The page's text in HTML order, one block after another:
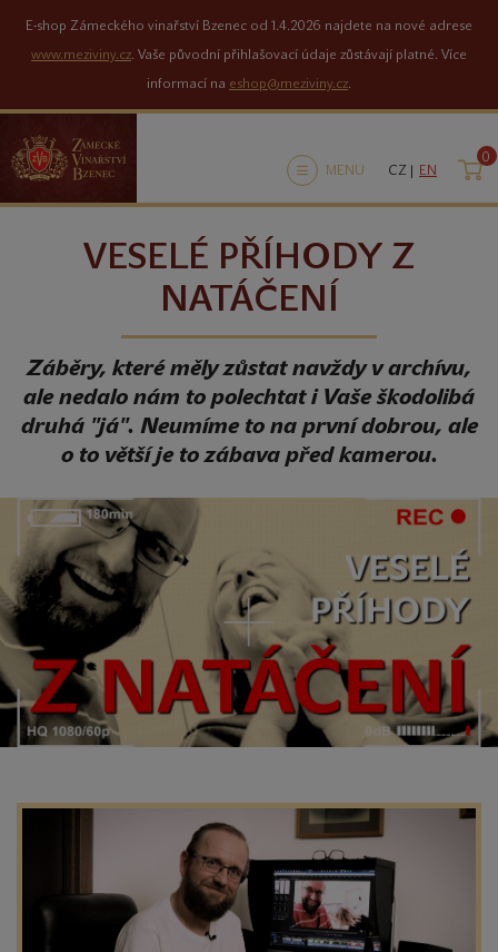
E-shop Zámeckého vinařství Bzenec od 1.4.2026 najdete na nové adrese
www.meziviny.cz. Vaše původní přihlašovací údaje zůstávají platné. Více
informací na eshop@meziviny.cz.
MENU CZ | EN
0
VESELÉ PŘÍHODY Z
NATÁČENÍ
Záběry, které měly zůstat navždy v archívu,
ale nedalo nám to polechtat i Vaše škodolibá
druhá "já". Neumíme to na první dobrou, ale
o to větší je to zábava před kamerou.